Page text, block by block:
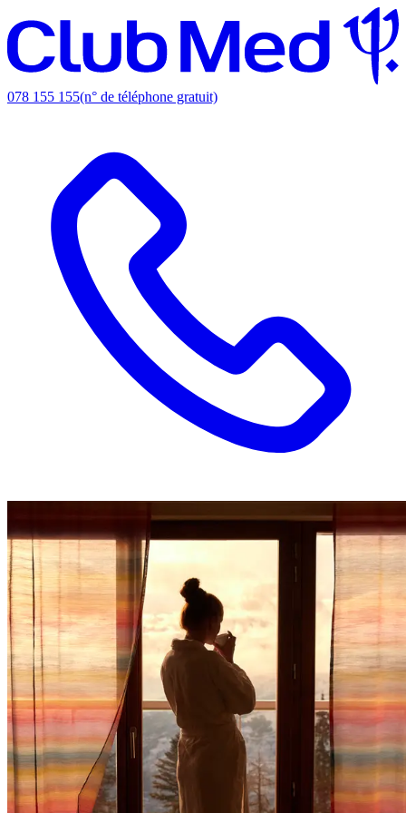
078 155 155(n° de téléphone gratuit)